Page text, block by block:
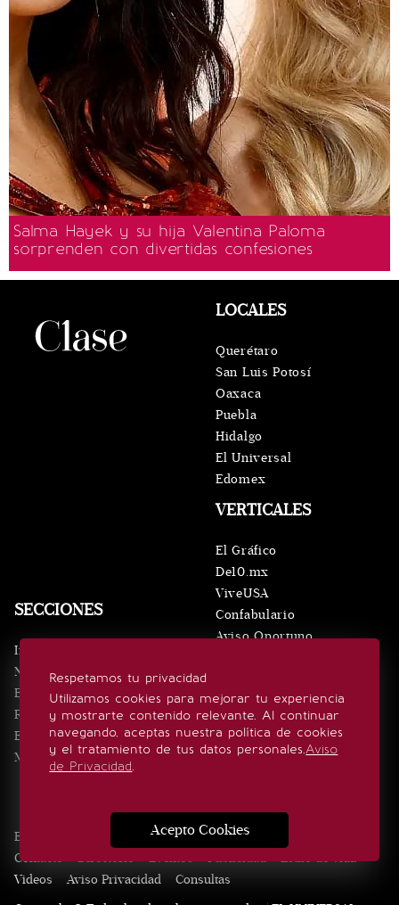
Salma Hayek y su hija Valentina Paloma
sorprenden con divertidas confesiones
Respetamos tu privacidad
Utilizamos cookies para mejorar tu experiencia
y mostrarte contenido relevante. Al continuar
navegando, aceptas nuestra política de cookies
y el tratamiento de tus datos personales.Aviso
de Privacidad.
Acepto Cookies
SECCIONES
Inicio
Noticias
Eventos
Realeza
Estilo de vida
Minuto x Minuto
VERTICALES
El Gráfico
De10.mx
ViveUSA
Confabulario
Aviso Oportuno
LOCALES
Querétaro
San Luis Potosí
Oaxaca
Puebla
Hidalgo
El Universal
Edomex
SÍGUENOS
Edición Impresa Noticias Quiénes somos
Contacto
Directorio Eventos Publicidad
Estilo de vida
Videos
Aviso Privacidad
Consultas